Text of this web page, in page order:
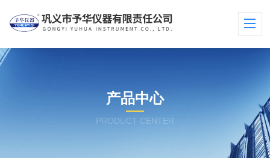
产品中心
PRODUCT CENTER